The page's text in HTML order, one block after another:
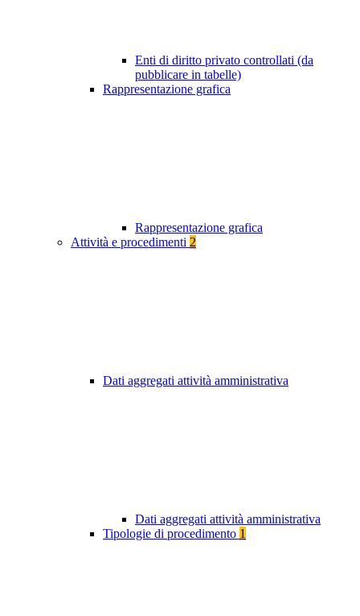
Enti di diritto privato controllati (da
pubblicare in tabelle)
Rappresentazione grafica
Rappresentazione grafica
Attività e procedimenti 2
Dati aggregati attività amministrativa
Dati aggregati attività amministrativa
Tipologie di procedimento 1